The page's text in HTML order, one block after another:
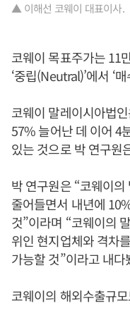
▲ 이해선 코웨이 대표이사.
코웨이 목표주가는 11
‘중립(Neutral)’에서 ‘
코웨이 말레이시아법
57% 늘어난 데 이어 4
있는 것으로 박 연구원
박 연구원은 “코웨이
줄어들면서 내년에
것”이라며 “코웨이의
위인 현지업체와 격차
가능할 것”이라고 내다
코웨이의 해외수출규